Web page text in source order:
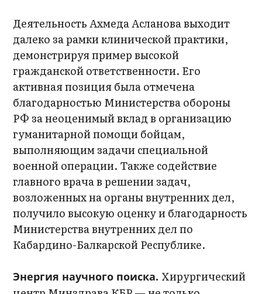
Деятельность Ахмеда Асланова выходит
далеко за рамки клинической практики,
демонстрируя пример высокой
гражданской ответственности. Его
активная позиция была отмечена
благодарностью Министерства обороны
РФ за неоценимый вклад в организацию
гуманитарной помощи бойцам,
выполняющим задачи специальной
военной операции. Также содействие
главного врача в решении задач,
возложенных на органы внутренних дел,
получило высокую оценку и благодарность
Министерства внутренних дел по
Кабардино-Балкарской Республике.
Энергия научного поиска. Хирургический